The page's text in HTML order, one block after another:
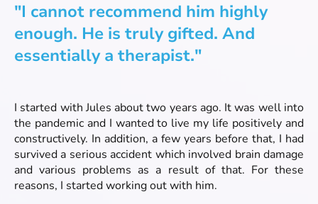
"I cannot recommend him highly
enough. He is truly gifted. And
essentially a therapist."
I started with Jules about two years ago. It was well into
the pandemic and I wanted to live my life positively and
constructively. In addition, a few years before that, I had
survived a serious accident which involved brain damage
and various problems as a result of that. For these
reasons, I started working out with him.